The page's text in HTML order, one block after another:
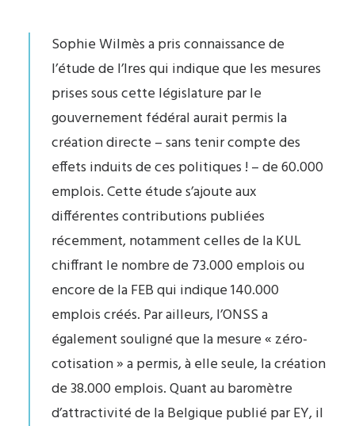
Sophie Wilmès a pris connaissance de
l’étude de l’Ires qui indique que les mesures
prises sous cette législature par le
gouvernement fédéral aurait permis la
création directe – sans tenir compte des
effets induits de ces politiques ! – de 60.000
emplois. Cette étude s’ajoute aux
différentes contributions publiées
récemment, notamment celles de la KUL
chiffrant le nombre de 73.000 emplois ou
encore de la FEB qui indique 140.000
emplois créés. Par ailleurs, l’ONSS a
également souligné que la mesure « zéro-
cotisation » a permis, à elle seule, la création
de 38.000 emplois. Quant au baromètre
d’attractivité de la Belgique publié par EY, il